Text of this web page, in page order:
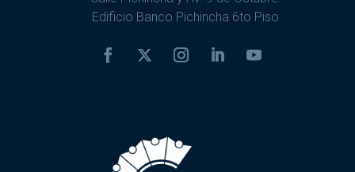
Edificio Banco Pichincha 6to Piso